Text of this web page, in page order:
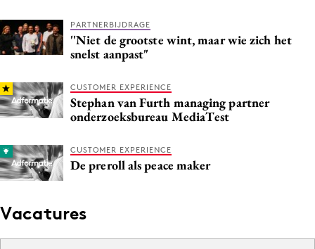
PARTNERBIJDRAGE
''Niet de grootste wint, maar wie zich het
snelst aanpast"
CUSTOMER EXPERIENCE
Stephan van Furth managing partner
onderzoeksbureau MediaTest
CUSTOMER EXPERIENCE
De preroll als peace maker
Vacatures